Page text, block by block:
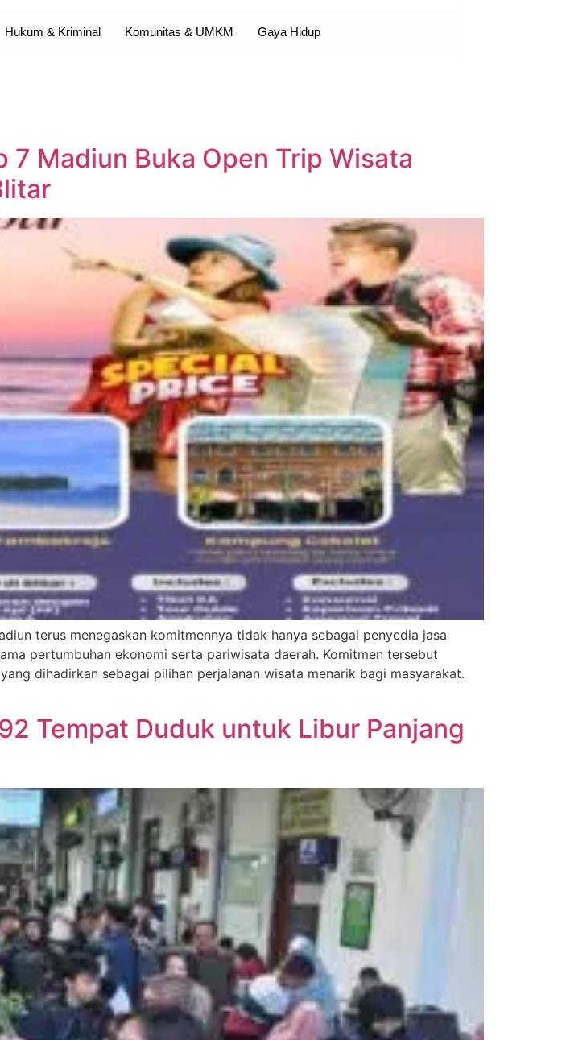
Hukum & Kriminal Komunitas & UMKM Gaya Hidup
7 Madiun Buka Open Trip Wisata
terus menegaskan komitmennya tidak hanya sebagai penyedia jasa
pertumbuhan ekonomi serta pariwisata daerah. Komitmen tersebut
dihadirkan sebagai pilihan perjalanan wisata menarik bagi masyarakat.
Tempat Duduk untuk Libur Panjang